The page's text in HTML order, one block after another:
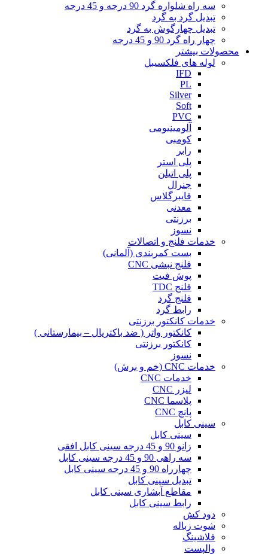
سه راه شلواره گرد 90 درجه و 45 درجه
تبدیل گرد به گرد
تبدیل چهارگوش به گرد
چهار راه گرد 90 و 45 درجه
محصولات بیشتر
لوله های فلکسیبل
IFD
PL
Silver
Soft
PVC
آلومینیومی
کومبی
رابر
پلی استر
پلی اتیلن
جنرال
فایبرگلاس
معدنی
برزنتی
نسوز
خدمات فلنج و اتصالات
بست کمربندی (آلمانی)
فلنج نبشی CNC
پوش فیت
فلنج TDC
فلنج گرد
رابط گرد
خدمات کانکتور برزنتی
کانکتور واتر ( ضد باکتریال – بیمارستانی )
کانکتور برزنتی
نسوز
خدمات CNC (خم و برش)
خدمات CNC
لیزر CNC
پلاسما CNC
پانچ CNC
سینی کابل
سینی کابل
زانو 90 و 45 درجه سینی کابل افقی
سه راهی 90 و 45 درجه سینی کابل
چهارراه 90 و 45 درجه سینی کابل
تبدیل سینی کابل
مقاطع آبشاری سینی کابل
رابط سینی کابل
دود کش
شوت زباله
فلاشینگ
والپست